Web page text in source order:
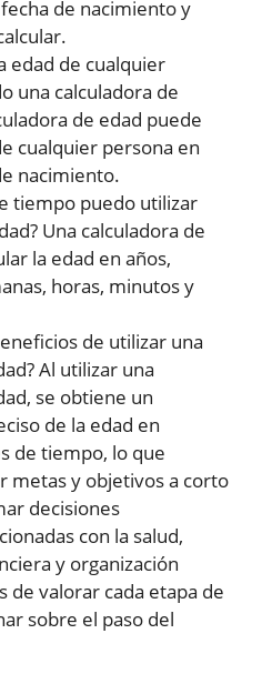
de nacimiento y
edad de cualquier
una calculadora de
de edad puede
cualquier persona en
nacimiento.
tiempo puedo utilizar
Una calculadora de
la edad en años,
horas, minutos y
de utilizar una
Al utilizar una
se obtiene un
de la edad en
de tiempo, lo que
metas y objetivos a corto
decisiones
con la salud,
y organización
de valorar cada etapa de
sobre el paso del